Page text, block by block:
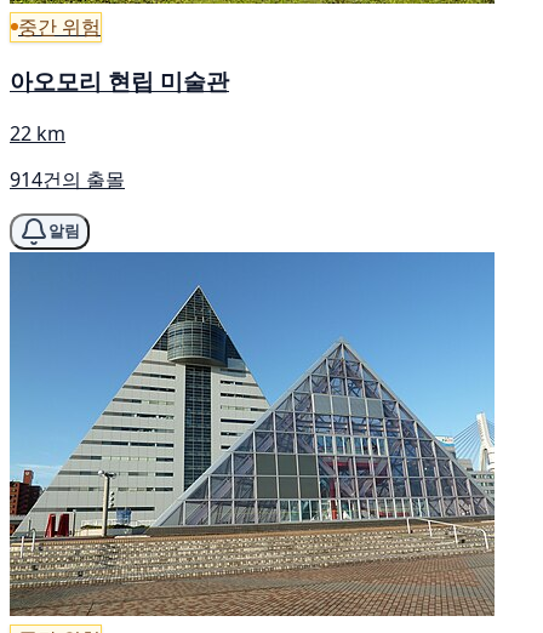
중간 위험
아오모리 현립 미술관
22 km
914건의 출몰
알림